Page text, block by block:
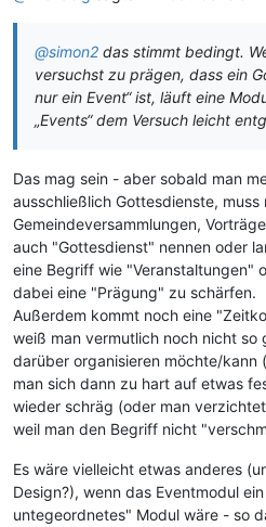
@simon2 das stimmt bedingt.
versuchst zu prägen, dass ein
nur ein Event“ ist, läuft eine
„Events“ dem Versuch leicht
Das mag sein - aber sobald man
ausschließlich Gottesdienste, muss
Gemeindeversammlungen,
auch "Gottesdienst" nennen oder
eine Begriff wie "Veranstaltungen"
dabei eine "Prägung" zu schärfen.
Außerdem kommt noch eine
weiß man vermutlich noch nicht so
darüber organisieren möchte/kann
man sich dann zu hart auf etwas
wieder schräg (oder man
weil man den Begriff nicht
Es wäre vielleicht etwas anderes
Design?), wenn das Eventmodul
untegeordnetes" Modul wäre - so